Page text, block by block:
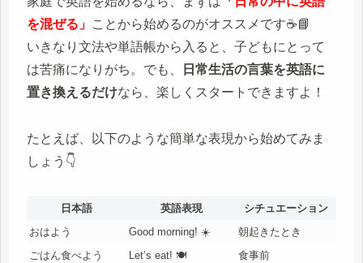
を混ぜる」 ことから始めるのがオススメです☕📘
いきなり文法や単語帳から入ると、子どもにとって
は苦痛になりがち。でも、
日常生活の言葉を英語に
置き換えるだけなら、楽しくスタートできますよ！
たとえば、以下のような簡単な表現から始めてみま
しょう👇
日本語 英語表現
シチュエーション
おはよう
Good morning! ☀️
朝起きたとき
ごはん食べよう
Let’s eat! 🍽️
食事前